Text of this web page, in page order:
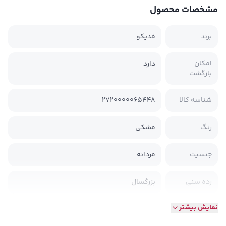
مشخصات محصول
برند فدیکو
امکان
بازگشت
دارد
شناسه کالا 2720000065448
رنگ مشکی
جنسیت مردانه
رده سنی بزرگسال
جنس
نمایش بیشتر